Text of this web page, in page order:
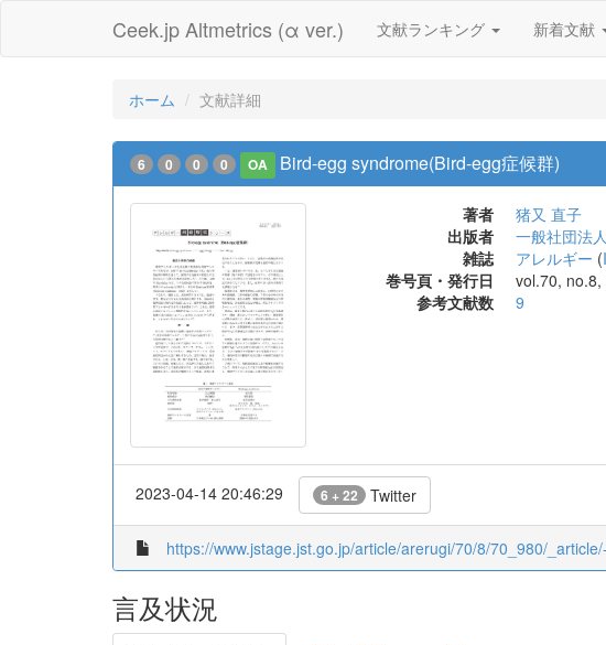
Ceek.jp Altmetrics (α ver.) 文献ランキング 新着文献
ホーム 文献詳細
6 0 0 0 OA Bird-egg syndrome(Bird-egg症候群)
著者
猪又 直子
出版者
一般社団法
雑誌
アレルギー (
巻号頁・発行日
vol.70,
参考文献数
9
2023-04-14 20:46:29 6 + 22 Twitter
https://www.jstage.jst.go.jp/article/arerugi/70/8/70_980/
言及状況